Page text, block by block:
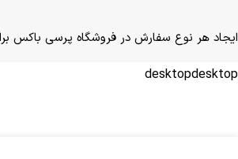
ایجاد هر نوع سفارش در فروشگاه پرسی باکس